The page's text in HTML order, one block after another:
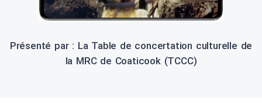
Présenté par : La Table de concertation culturelle de
la MRC de Coaticook (TCCC)